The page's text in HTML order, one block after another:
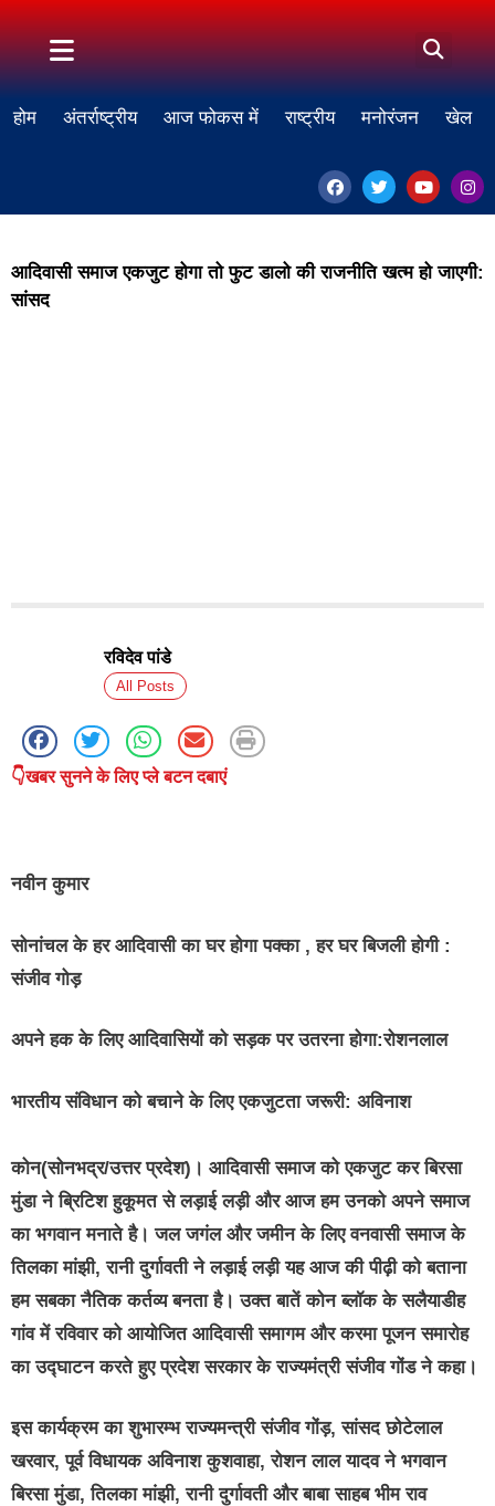
होम अंतर्राष्ट्रीय आज फोकस में राष्ट्रीय मनोरंजन खेल
आदिवासी समाज एकजुट होगा तो फुट डालो की राजनीति खत्म हो जाएगी:
सांसद
रविदेव पांडे
All Posts
👇खबर सुनने के लिए प्ले बटन दबाएं
नवीन कुमार
सोनांचल के हर आदिवासी का घर होगा पक्का , हर घर बिजली होगी :
संजीव गोड़
अपने हक के लिए आदिवासियों को सड़क पर उतरना होगा:रोशनलाल
भारतीय संविधान को बचाने के लिए एकजुटता जरूरी: अविनाश
कोन(सोनभद्र/उत्तर प्रदेश)। आदिवासी समाज को एकजुट कर बिरसा
मुंडा ने ब्रिटिश हुकूमत से लड़ाई लड़ी और आज हम उनको अपने समाज
का भगवान मनाते है। जल जगंल और जमीन के लिए वनवासी समाज के
तिलका मांझी, रानी दुर्गावती ने लड़ाई लड़ी यह आज की पीढ़ी को बताना
हम सबका नैतिक कर्तव्य बनता है। उक्त बातें कोन ब्लॉक के सलैयाडीह
गांव में रविवार को आयोजित आदिवासी समागम और करमा पूजन समारोह
का उद्घाटन करते हुए प्रदेश सरकार के राज्यमंत्री संजीव गोंड ने कहा।
इस कार्यक्रम का शुभारम्भ राज्यमन्त्री संजीव गोंड़, सांसद छोटेलाल
खरवार, पूर्व विधायक अविनाश कुशवाहा, रोशन लाल यादव ने भगवान
बिरसा मुंडा, तिलका मांझी, रानी दुर्गावती और बाबा साहब भीम राव